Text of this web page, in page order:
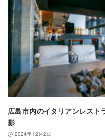
広島市内のイタリアンレスト
影
2024年12月2日